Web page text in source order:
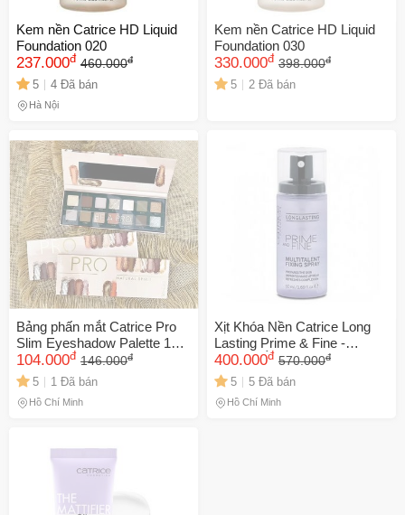
Kem nền Catrice HD Liquid
Foundation 020
237.000đ 460.000đ
5 4 Đã bán
Hà Nội
Kem nền Catrice HD Liquid
Foundation 030
330.000đ 398.000đ
5 2 Đã bán
Bảng phấn mắt Catrice Pro
Slim Eyeshadow Palette 14
màu Tạo Điểm Nhấn
104.000đ 146.000đ
5 1 Đã bán
Hồ Chí Minh
Xịt Khóa Nền Catrice Long
Lasting Prime & Fine -
Dưỡng Ẩm, Giữ Lớp Trang
Điểm Bền Màu, Phun Sương
Nhẹ Nhàng Cho Da Khỏe
Mạnh
400.000đ 570.000đ
5 5 Đã bán
Hồ Chí Minh